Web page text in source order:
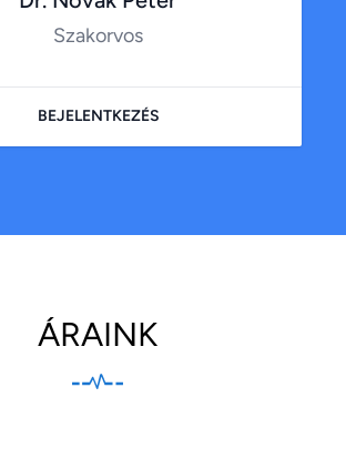
Szakorvos
BEJELENTKEZÉS
ÁRAINK